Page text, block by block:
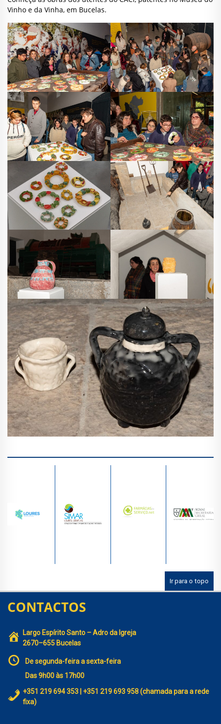
Vinho e da Vinha, em Bucelas.
Ir para o topo
CONTACTOS
Largo Espírito Santo – Adro da Igreja
2670–655 Bucelas
De segunda-feira a sexta-feira
Das 9h00 às 17h00
+351 219 694 353 | +351 219 693 958 (chamada para a rede
fixa)